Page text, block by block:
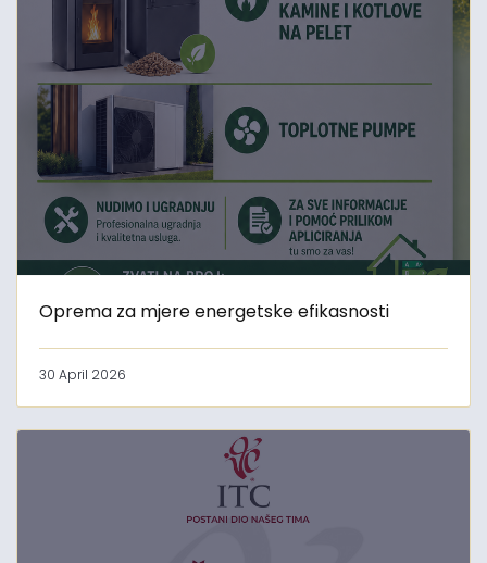
Oprema za mjere energetske efikasnosti
30 April 2026